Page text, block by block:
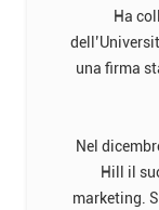
Ha
una firma
Nel
Hill il
marketing.